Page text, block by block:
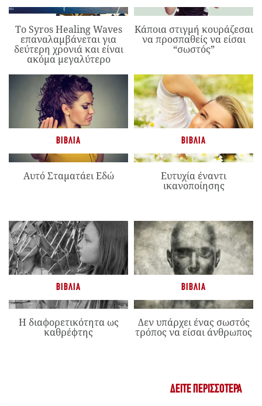
Το Syros Healing Waves
επαναλαμβάνεται για
δεύτερη χρονιά και είναι
ακόμα μεγαλύτερο
Κάποια στιγμή κουράζεσαι
να προσπαθείς να είσαι
“σωστός”
ΒΙΒΛΊΑ
Αυτό Σταματάει Εδώ
ΒΙΒΛΊΑ
Ευτυχία έναντι
ικανοποίησης
ΒΙΒΛΊΑ
Η διαφορετικότητα ως
καθρέφτης
ΒΙΒΛΊΑ
Δεν υπάρχει ένας σωστός
τρόπος να είσαι άνθρωπος
ΔΕΊΤΕ ΠΕΡΙΣΣΌΤΕΡΑ